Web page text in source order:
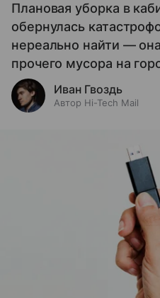
Плановая уборка в
обернулась
нереально найти —
прочего мусора на
Иван Гвоздь
Автор Hi-Tech Mail